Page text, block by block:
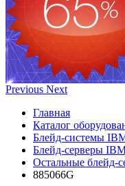
Previous Next
Главная
Каталог
Блейд-системы
Блейд-серверы
Остальные блейд-
885066G